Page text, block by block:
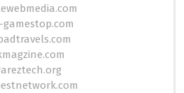
gamestop.com